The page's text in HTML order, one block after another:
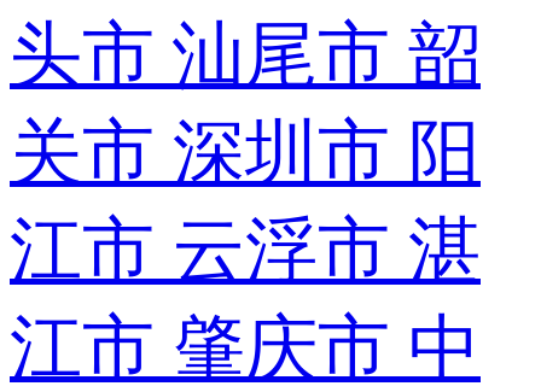
头市 汕尾市 韶
关市 深圳市 阳
江市 云浮市 湛
江市 肇庆市 中